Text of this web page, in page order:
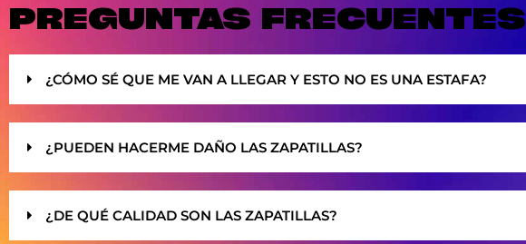
PREGUNTAS FRECUENTES
¿CÓMO SÉ QUE ME VAN A LLEGAR Y ESTO NO ES UNA ESTAFA?
¿PUEDEN HACERME DAÑO LAS ZAPATILLAS?
¿DE QUÉ CALIDAD SON LAS ZAPATILLAS?